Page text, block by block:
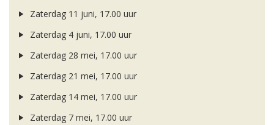
Zaterdag 11 juni, 17.00 uur
Zaterdag 4 juni, 17.00 uur
Zaterdag 28 mei, 17.00 uur
Zaterdag 21 mei, 17.00 uur
Zaterdag 14 mei, 17.00 uur
Zaterdag 7 mei, 17.00 uur